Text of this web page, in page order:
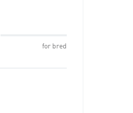
for bred